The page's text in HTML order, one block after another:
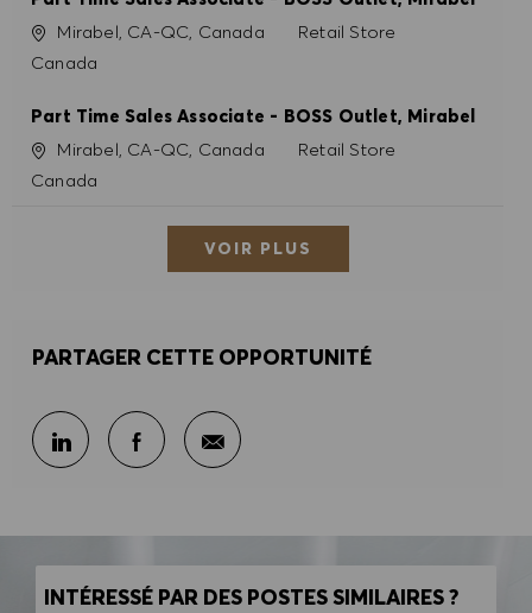
SiteMirabel, CA-QC, Canada Catégorie
Retail Store
Canada
Part Time Sales Associate - BOSS Outlet, Mirabel
SiteMirabel, CA-QC, Canada Catégorie
Retail Store
Canada
VOIR PLUS
PARTAGER CETTE OPPORTUNITÉ
Partager sur LinkedIn
Partager sur Facebook
Partager par e-mail
INTÉRESSÉ PAR DES POSTES SIMILAIRES ?